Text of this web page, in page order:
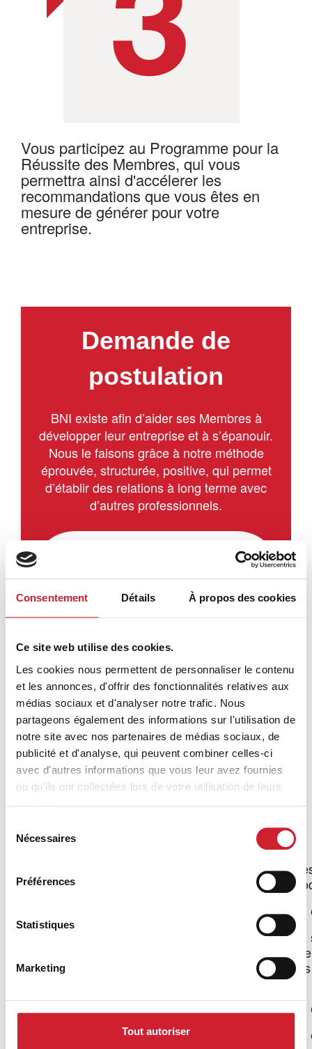
Consentement Détails À propos des cookies
Ce site web utilise des cookies.
Les cookies nous permettent de personnaliser le contenu
et les annonces, d'offrir des fonctionnalités relatives aux
médias sociaux et d'analyser notre trafic. Nous
partageons également des informations sur l'utilisation de
notre site avec nos partenaires de médias sociaux, de
publicité et d'analyse, qui peuvent combiner celles-ci
avec d'autres informations que vous leur avez fournies
ou qu'ils ont collectées lors de votre utilisation de leurs
Nécessaires
Préférences
Statistiques
Marketing
Tout autoriser
Vous participez au Programme pour la
Réussite des Membres, qui vous
permettra ainsi d'accélerer les
recommandations que vous êtes en
mesure de générer pour votre
entreprise.
Demande de
postulation
BNI existe aﬁn d’aider ses Membres à
développer leur entreprise et à s’épanouir.
Nous le faisons grâce à notre méthode
éprouvée, structurée, positive, qui permet
d’établir des relations à long terme avec
d’autres professionnels.
Les 10 engagements
de BNI pour vous
aider dans la
croissance de votre
entreprise
Les affaires avec BNI
clients.
On évite les impasses pour réussir plus
rapidement !
Ses efforts et ses réussites sont
On intègre un réseau de chefs
d'entreprise formés à la détection et la
On
On
On